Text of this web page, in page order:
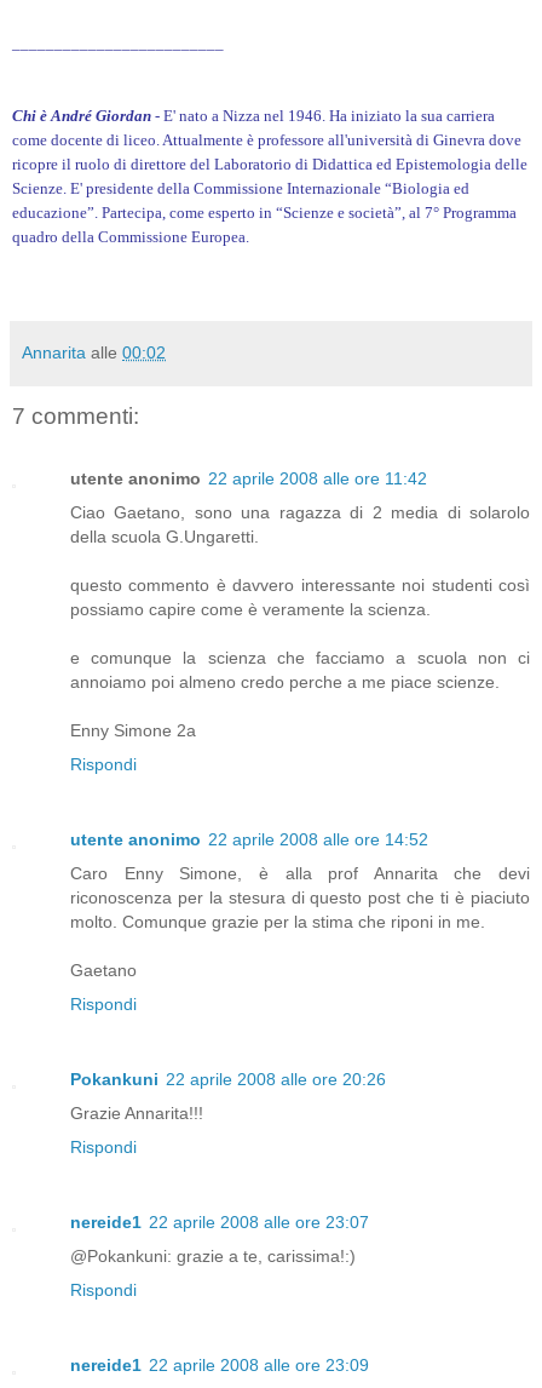
Chi è André Giordan - E' nato a Nizza nel 1946. Ha iniziato la sua carriera
come docente di liceo. Attualmente è professore all'università di Ginevra dove
ricopre il ruolo di direttore del Laboratorio di Didattica ed Epistemologia delle
Scienze. E' presidente della Commissione Internazionale “Biologia ed
educazione”. Partecipa, come esperto in “Scienze e società”, al 7° Programma
quadro della Commissione Europea.
Annarita alle 00:02
7 commenti:
utente anonimo 22 aprile 2008 alle ore 11:42
Ciao Gaetano, sono una ragazza di 2 media di solarolo
della scuola G.Ungaretti.
questo commento è davvero interessante noi studenti così
possiamo capire come è veramente la scienza.
e comunque la scienza che facciamo a scuola non ci
annoiamo poi almeno credo perche a me piace scienze.
Enny Simone 2a
Rispondi
utente anonimo 22 aprile 2008 alle ore 14:52
Caro Enny Simone, è alla prof Annarita che devi
riconoscenza per la stesura di questo post che ti è piaciuto
molto. Comunque grazie per la stima che riponi in me.
Gaetano
Rispondi
Pokankuni 22 aprile 2008 alle ore 20:26
Grazie Annarita!!!
Rispondi
nereide1 22 aprile 2008 alle ore 23:07
@Pokankuni: grazie a te, carissima!:)
Rispondi
nereide1 22 aprile 2008 alle ore 23:09